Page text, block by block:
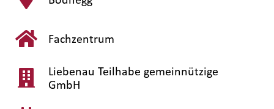
Fachzentrum
Liebenau Teilhabe gemeinnützige
GmbH